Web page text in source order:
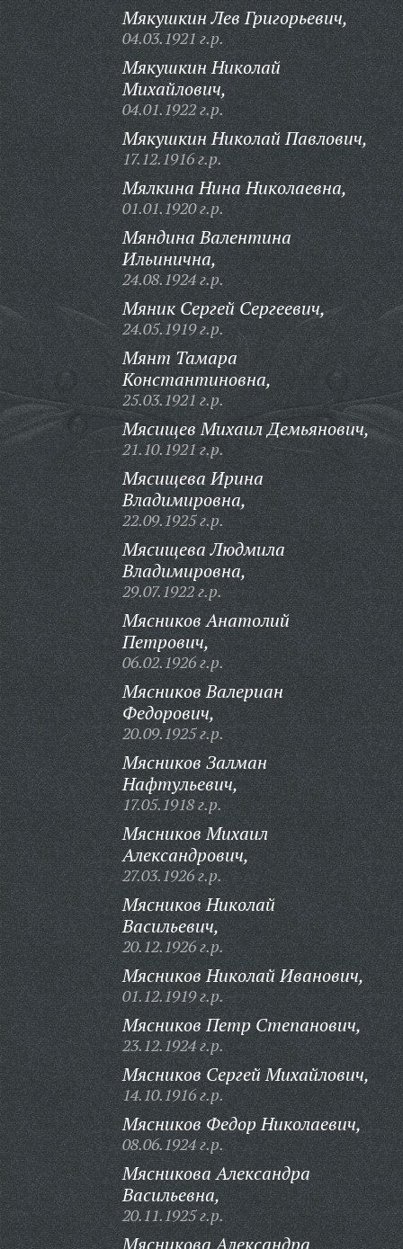
Мякушкин Лев Григорьевич,
04.03.1921 г.р.
Мякушкин Николай
Михайлович,
04.01.1922 г.р.
Мякушкин Николай Павлович,
17.12.1916 г.р.
Мялкина Нина Николаевна,
01.01.1920 г.р.
Мяндина Валентина
Ильинична,
24.08.1924 г.р.
Мяник Сергей Сергеевич,
24.05.1919 г.р.
Мянт Тамара
Константиновна,
25.03.1921 г.р.
Мясищев Михаил Демьянович,
21.10.1921 г.р.
Мясищева Ирина
Владимировна,
22.09.1925 г.р.
Мясищева Людмила
Владимировна,
29.07.1922 г.р.
Мясников Анатолий
Петрович,
06.02.1926 г.р.
Мясников Валериан
Федорович,
20.09.1925 г.р.
Мясников Залман
Нафтульевич,
17.05.1918 г.р.
Мясников Михаил
Александрович,
27.03.1926 г.р.
Мясников Николай
Васильевич,
20.12.1926 г.р.
Мясников Николай Иванович,
01.12.1919 г.р.
Мясников Петр Степанович,
23.12.1924 г.р.
Мясников Сергей Михайлович,
14.10.1916 г.р.
Мясников Федор Николаевич,
08.06.1924 г.р.
Мясникова Александра
Васильевна,
20.11.1925 г.р.
Мясникова Александра